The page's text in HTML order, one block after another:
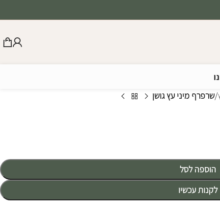
/שרפרף מיני עץ גושן
הוספה לסל
לקנות עכשיו